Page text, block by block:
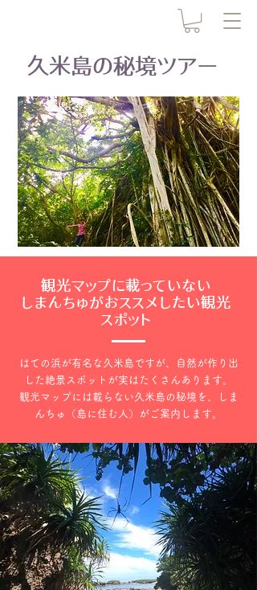
​久米島の秘境ツアー
観光マップに載っていない
​しまんちゅがおススメしたい観光
スポット
はての浜が有名な久米島ですが、自然が作り出
した絶景スポットが実はたくさんあります。
観光マップには載らない久米島の秘境を、しま
んちゅ（島に住む人）がご案内します。